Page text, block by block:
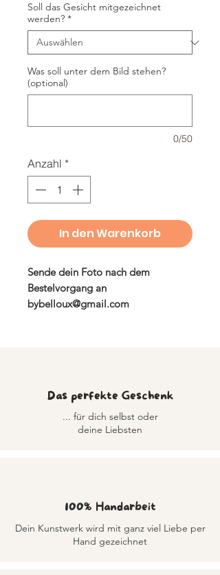
Soll das Gesicht mitgezeichnet
werden? *
Was soll unter dem Bild stehen?
(optional)
0/50
Anzahl *
In den Warenkorb
Sende dein Foto nach dem
Bestelvorgang an
bybelloux@gmail.com
Obermaterial: 100%
ringgesponnene Baumwolle
Materialfeinheit: 185 g/m²
Das perfekte Geschenk
... für dich selbst oder
deine Liebsten
100% Handarbeit
Dein Kunstwerk wird mit ganz viel Liebe per
Hand gezeichnet